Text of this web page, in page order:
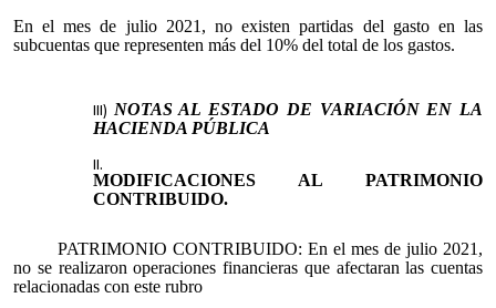
En el mes de julio 2021, no existen partidas del gasto en las
subcuentas que representen más del 10% del total de los gastos.
NOTAS AL ESTADO DE VARIACIÓN EN LA
HACIENDA PÚBLICA
MODIFICACIONES AL PATRIMONIO
CONTRIBUIDO.
PATRIMONIO CONTRIBUIDO: En el mes de julio 2021,
no se realizaron operaciones financieras que afectaran las cuentas
relacionadas con este rubro